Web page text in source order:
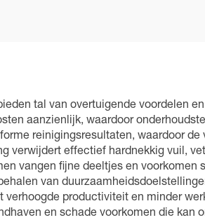
tal van overtuigende voordelen
aanzienlijk, waardoor
reinigingsresultaten, waardoor
verwijdert effectief hardnekkig vuil,
vangen fijne deeltjes en
van
verhoogde productiviteit en minder
en schade voorkomen die